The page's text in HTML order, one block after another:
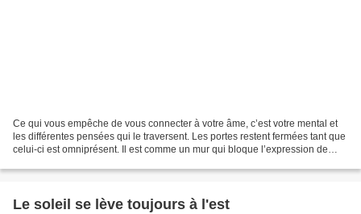
Ce qui vous empêche de vous connecter à votre âme, c’est votre mental et
les différentes pensées qui le traversent. Les portes restent fermées tant que
celui-ci est omniprésent. Il est comme un mur qui bloque l’expression de
Le soleil se lève toujours à l'est